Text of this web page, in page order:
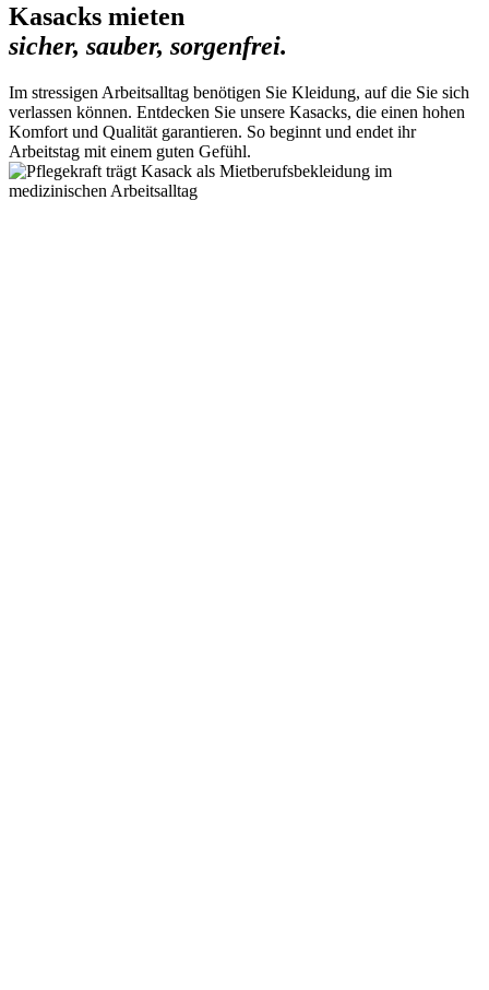
Kasacks mieten
sicher, sauber, sorgenfrei.
Im stressigen Arbeitsalltag benötigen Sie Kleidung, auf die Sie sich
verlassen können. Entdecken Sie unsere Kasacks, die einen hohen
Komfort und Qualität garantieren. So beginnt und endet ihr
Arbeitstag mit einem guten Gefühl.